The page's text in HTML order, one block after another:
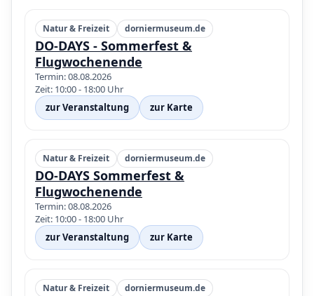
Natur & Freizeit dorniermuseum.de
DO-DAYS - Sommerfest &
Flugwochenende
Termin: 08.08.2026
Zeit: 10:00 - 18:00 Uhr
zur Veranstaltung
zur Karte
Natur & Freizeit dorniermuseum.de
DO-DAYS Sommerfest &
Flugwochenende
Termin: 08.08.2026
Zeit: 10:00 - 18:00 Uhr
zur Veranstaltung
zur Karte
Natur & Freizeit dorniermuseum.de